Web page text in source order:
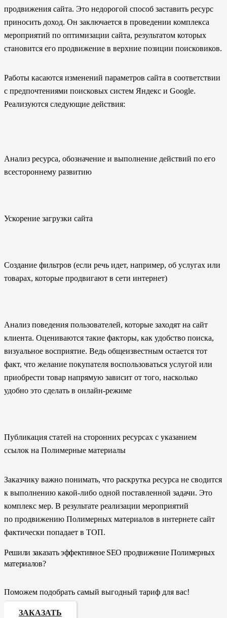
продвижения сайта. Это недорогой способ заставить ресурс
приносить доход. Он заключается в проведении комплекса
мероприятий по оптимизации сайта, результатом которых
становится его продвижение в верхние позиции поисковиков.
Работы касаются изменений параметров сайта в соответствии
с предпочтениями поисковых систем Яндекс и Google.
Реализуются следующие действия:
Анализ ресурса, обозначение и выполнение действий по его
всестороннему развитию
Ускорение загрузки сайта
Создание фильтров (если речь идет, например, об услугах или
товарах, которые продвигают в сети интернет)
Анализ поведения пользователей, которые заходят на сайт
клиента. Оцениваются такие факторы, как удобство поиска,
визуальное восприятие. Ведь общеизвестным остается тот
факт, что желание покупателя воспользоваться услугой или
приобрести товар напрямую зависит от того, насколько
удобно это сделать в онлайн-режиме
Публикация статей на сторонних ресурсах с указанием
ссылок на Полимерные материалы
Заказчику важно понимать, что раскрутка ресурса не сводится
к выполнению какой-либо одной поставленной задачи. Это
комплекс мер. В результате реализации мероприятий
по продвижению Полимерных материалов в интернете сайт
фактически попадает в ТОП.
Решили заказать эффективное SEO продвижение Полимерных
материалов?
Поможем подобрать самый выгодный тариф для вас!
ЗАКАЗАТЬ